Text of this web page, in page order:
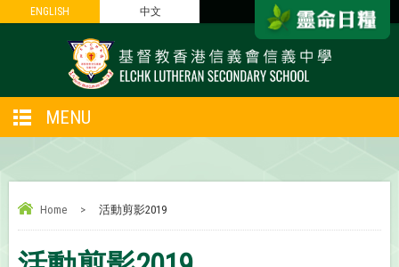
ENGLISH 中文
ENGLISH 中文
MENU
Home > 活動剪影2019